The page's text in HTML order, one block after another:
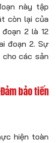
này tập
còn lại của
2 là 12
đoạn 2. Sự
các sản
bảo tiến
hiện toàn